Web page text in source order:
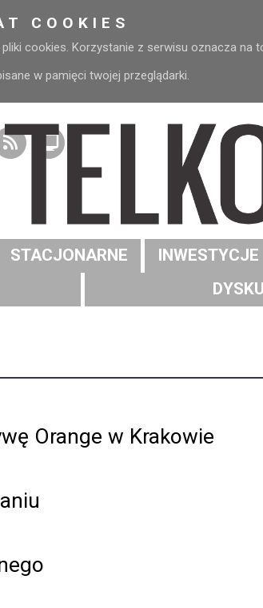
COOKIES
cookies. Korzystanie z serwisu oznacza na
w pamięci twojej przeglądarki.
STACJONARNE INWESTYCJE
Orange w Krakowie